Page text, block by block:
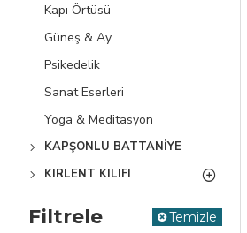
Kapı Örtüsü
Güneş & Ay
Psikedelik
Sanat Eserleri
Yoga & Meditasyon
KAPŞONLU BATTANIYE
KIRLENT KILIFI
Filtrele Temizle